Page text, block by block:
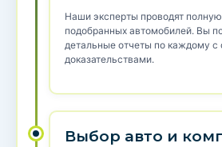
Наши эксперты проводят полную
подобранных автомобилей. Вы
детальные отчеты по каждому с
доказательствами.
Выбор авто и